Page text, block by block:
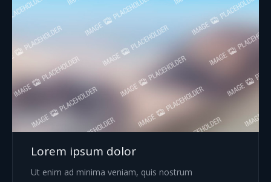
Lorem ipsum dolor
Ut enim ad minima veniam, quis nostrum